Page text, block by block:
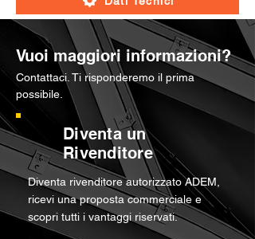
Vuoi maggiori informazioni?
Contattaci. Ti risponderemo il prima
possibile.
Diventa un
Rivenditore
Diventa rivenditore autorizzato ADEM,
ricevi una proposta commerciale e
scopri tutti i vantaggi riservati.